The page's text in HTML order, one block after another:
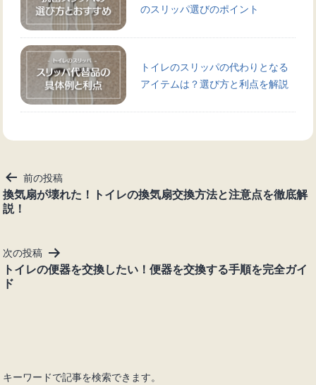
のスリッパ選びのポイント
トイレのスリッパの代わりとなる
アイテムは？選び方と利点を解説
投
稿
ナ
ゲ
ー
シ
ョ
前の投稿
換気扇が壊れた！トイレの換気扇交換方法と注意点を徹底解
説！
次の投稿
トイレの便器を交換したい！便器を交換する手順を完全ガイ
ド
キーワードで記事を検索できます。